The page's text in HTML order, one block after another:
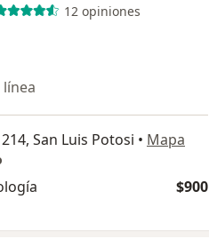
12 opiniones
línea
San Luis Potosi • Mapa
$900